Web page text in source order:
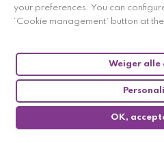
your preferences. You can
‘Cookie management’ button at
OK,
Weiger alle